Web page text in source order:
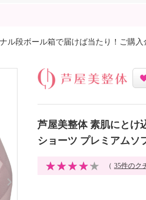
ル段ボール箱で届けば当たり！ご購入
芦屋美整体 素肌にとけ
ショーツ プレミアムソ
（ 35件のク